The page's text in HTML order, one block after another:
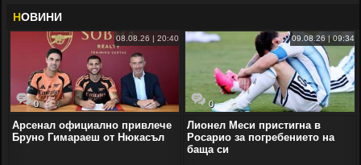
НОВИНИ
0
08.08.26 | 20:40
Арсенал официално привлече
Бруно Гимараеш от Нюкасъл
0
09.08.26 | 09:34
Лионел Меси пристигна в
Росарио за погребението на
баща си